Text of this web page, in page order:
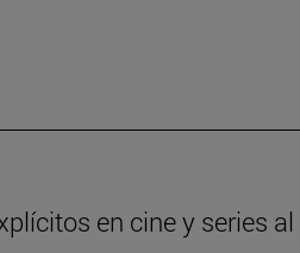
en cine y series